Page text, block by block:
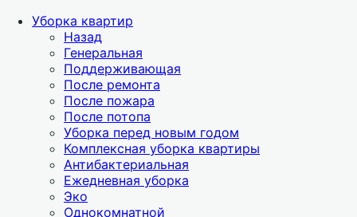
Уборка квартир
Назад
Генеральная
Поддерживающая
После ремонта
После пожара
После потопа
Уборка перед новым годом
Комплексная уборка квартиры
Антибактериальная
Ежедневная уборка
Эко
Однокомнатной